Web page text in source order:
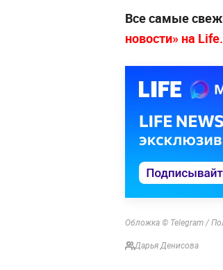
Все самые
новости» на
Обложка © Telegram /
Дарья Денисова